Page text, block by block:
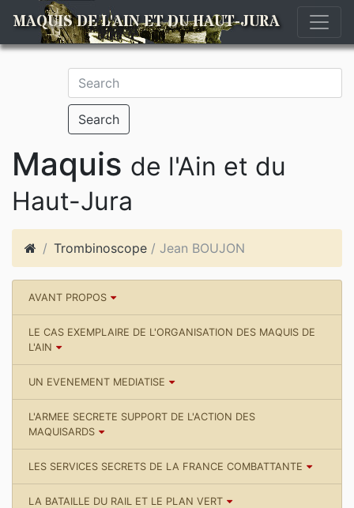
MAQUIS DE L'AIN ET DU HAUT-JURA
Search
Maquis de l'Ain et du
Haut-Jura
Trombinoscope / Jean BOUJON
AVANT PROPOS
LE CAS EXEMPLAIRE DE L'ORGANISATION DES MAQUIS DE
L'AIN
UN EVENEMENT MEDIATISE
L'ARMEE SECRETE SUPPORT DE L'ACTION DES
MAQUISARDS
LES SERVICES SECRETS DE LA FRANCE COMBATTANTE
LA BATAILLE DU RAIL ET LE PLAN VERT